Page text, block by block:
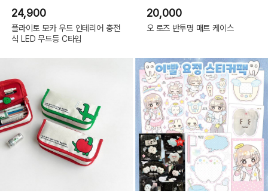
24,900
플라이토 모카 우드 인테리어 충전
식 LED 무드등 C타입
20,000
오 로즈 반투명 매트 케이스